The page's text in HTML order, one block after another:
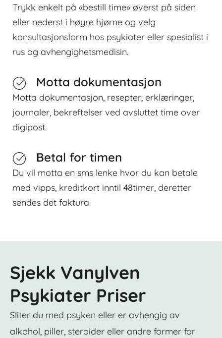
Trykk enkelt på «bestill time» øverst på siden
eller nederst i høyre hjørne og velg
konsultasjonsform hos psykiater eller spesialist i
rus og avhengighetsmedisin.
Motta dokumentasjon
Motta dokumentasjon, resepter, erklæringer,
journaler, bekreftelser ved avsluttet time over
digipost.
Betal for timen
Du vil motta en sms lenke hvor du kan betale
med vipps, kreditkort inntil 48timer, deretter
sendes det faktura.
Sjekk Vanylven
Psykiater Priser
Sliter du med psyken eller er avhengig av
alkohol, piller, steroider eller andre former for